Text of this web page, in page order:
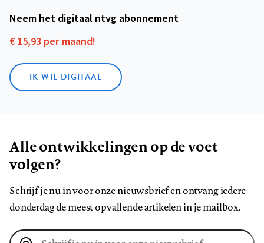
Neem het digitaal ntvg abonnement
€ 15,93 per maand!
IK WIL DIGITAAL
Alle ontwikkelingen op de voet
volgen?
Schrijf je nu in voor onze nieuwsbrief en ontvang iedere
donderdag de meest opvallende artikelen in je mailbox.